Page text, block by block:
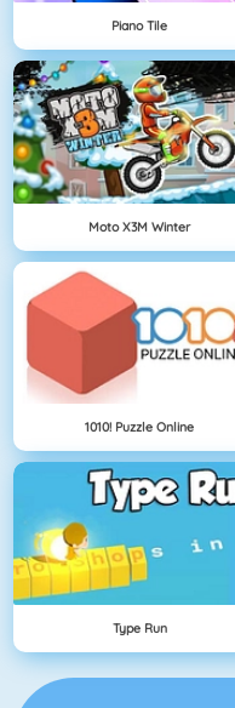
Piano Tile
Moto X3M Winter
1010! Puzzle Online
Type Run